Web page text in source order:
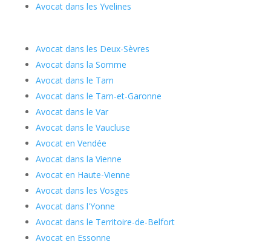
Avocat dans les Yvelines
Avocat dans les Deux-Sèvres
Avocat dans la Somme
Avocat dans le Tarn
Avocat dans le Tarn-et-Garonne
Avocat dans le Var
Avocat dans le Vaucluse
Avocat en Vendée
Avocat dans la Vienne
Avocat en Haute-Vienne
Avocat dans les Vosges
Avocat dans l'Yonne
Avocat dans le Territoire-de-Belfort
Avocat en Essonne